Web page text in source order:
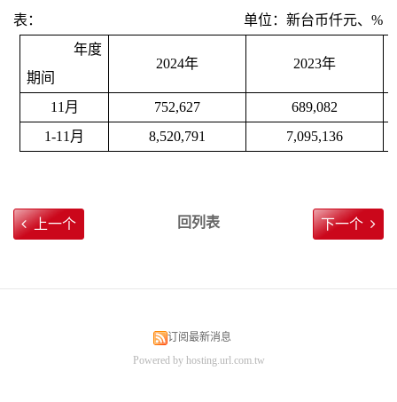
表： 单位：新台币仟元、%
年度
期间
2024年 2023年
11 月 752,627
689,082
1-11 月 8,520,791 7,095,136
上一个 回列表 下一个
订阅最新消息
Powered by hosting.url.com.tw